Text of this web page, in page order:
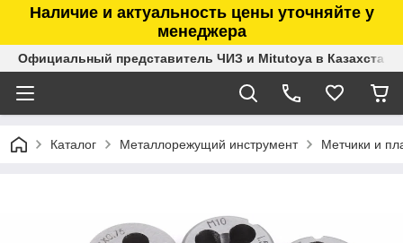
Наличие и актуальность цены уточняйте у
менеджера
Официальный представитель ЧИЗ и Mitutoya в Казахстане
Каталог Металлорежущий инструмент Метчики и